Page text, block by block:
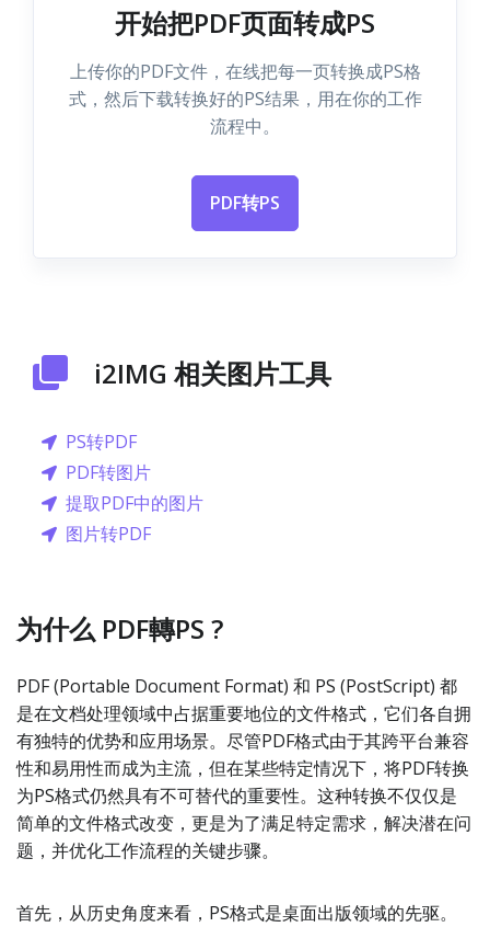
开始把PDF页面转成PS
上传你的PDF文件，在线把每一页转换成PS格
式，然后下载转换好的PS结果，用在你的工作
流程中。
PDF转PS
i2IMG 相关图片工具
PS转PDF
PDF转图片
提取PDF中的图片
图片转PDF
为什么 PDF轉PS ?
PDF (Portable Document Format) 和 PS (PostScript) 都
是在文档处理领域中占据重要地位的文件格式，它们各自拥
有独特的优势和应用场景。尽管PDF格式由于其跨平台兼容
性和易用性而成为主流，但在某些特定情况下，将PDF转换
为PS格式仍然具有不可替代的重要性。这种转换不仅仅是
简单的文件格式改变，更是为了满足特定需求，解决潜在问
题，并优化工作流程的关键步骤。
首先，从历史角度来看，PS格式是桌面出版领域的先驱。